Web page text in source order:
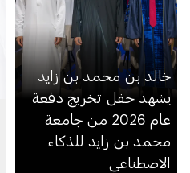
خالد بن محمد بن زايد
يشهد حفل تخريج دفعة
عام 2026 من جامعة
محمد بن زايد للذكاء
الاصطناعي